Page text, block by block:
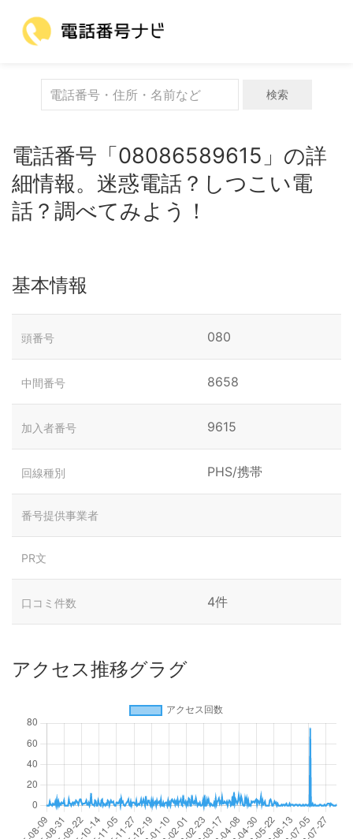
検索
電話番号「08086589615」の詳
細情報。迷惑電話？しつこい電
話？調べてみよう！
基本情報
頭番号 080
中間番号 8658
加入者番号 9615
回線種別 PHS/携帯
番号提供事業者
PR文
口コミ件数 4件
アクセス推移グラグ